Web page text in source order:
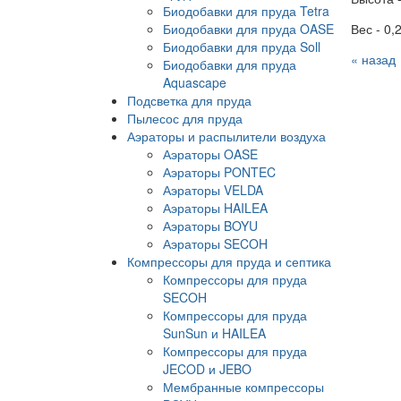
Биодобавки для пруда Tetra
Биодобавки для пруда OASE
Биодобавки для пруда Soll
Биодобавки для пруда
Aquascape
Подсветка для пруда
Пылесос для пруда
Аэраторы и распылители воздуха
Аэраторы OASE
Аэраторы PONTEC
Аэраторы VELDA
Аэраторы HAILEA
Аэраторы BOYU
Аэраторы SECOH
Компрессоры для пруда и септика
Компрессоры для пруда
SECOH
Компрессоры для пруда
SunSun и HAILEA
Компрессоры для пруда
JECOD и JEBO
Мембранные компрессоры
Вес -
« назад